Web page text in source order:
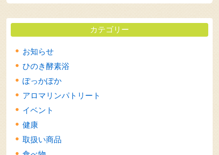
カテゴリー
お知らせ
ひのき酵素浴
ぽっかぽか
アロマリンパトリート
イベント
健康
取扱い商品